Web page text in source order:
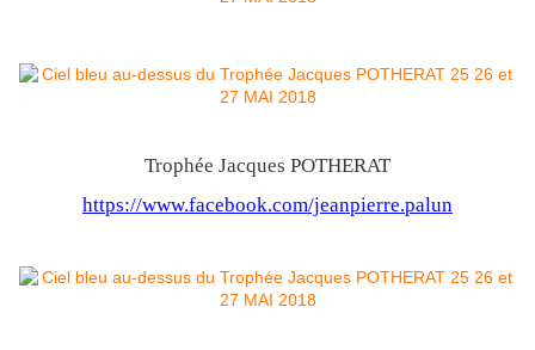
Trophée Jacques POTHERAT
https://www.facebook.com/jeanpierre.palun